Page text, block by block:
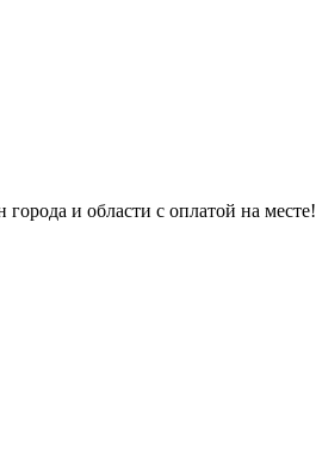
и области с оплатой на месте!